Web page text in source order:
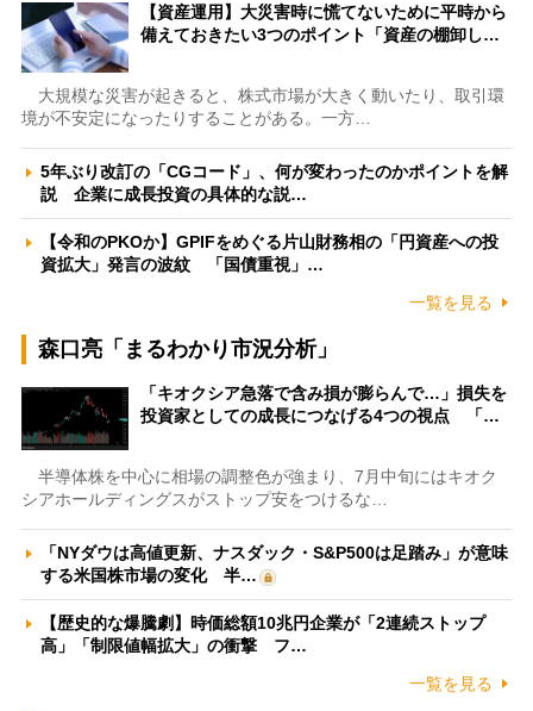
【資産運用】大災害時に慌てないために平時から
備えておきたい3つのポイント「資産の棚卸し…
大規模な災害が起きると、株式市場が大きく動いたり、取引環
境が不安定になったりすることがある。一方…
5年ぶり改訂の「CGコード」、何が変わったのかポイントを解
説 企業に成長投資の具体的な説…
【令和のPKOか】GPIFをめぐる片山財務相の「円資産への投
資拡大」発言の波紋 「国債重視」…
一覧を見る
森口亮「まるわかり市況分析」
「キオクシア急落で含み損が膨らんで…」損失を
投資家としての成長につなげる4つの視点 「…
半導体株を中心に相場の調整色が強まり、7月中旬にはキオク
シアホールディングスがストップ安をつけるな…
「NYダウは高値更新、ナスダック・S&P500は足踏み」が意味
する米国株市場の変化 半…
【歴史的な爆騰劇】時価総額10兆円企業が「2連続ストップ
高」「制限値幅拡大」の衝撃 フ…
一覧を見る